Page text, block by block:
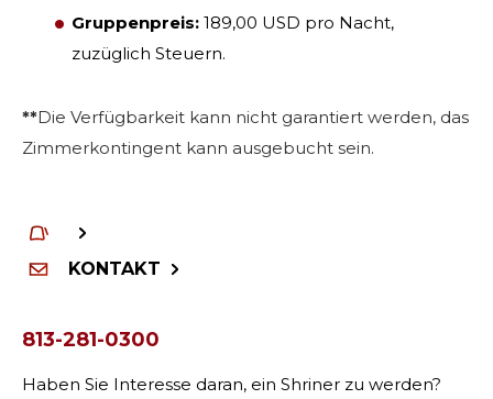
UNSERE PHILANTHROPIE
MITGLIEDERZENTRUM
WOMEN IMPACTING CARE
Gruppenpreis: 189,00 USD pro Nacht,
zuzüglich Steuern.
**Die Verfügbarkeit kann nicht garantiert werden, das
Zimmerkontingent kann ausgebucht sein.
KONTAKT
813-281-0300
Haben Sie Interesse daran, ein Shriner zu werden?